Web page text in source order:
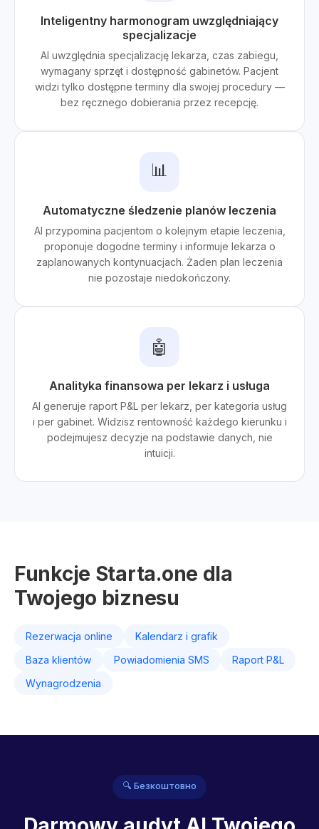
Inteligentny harmonogram uwzględniający
specjalizacje
AI uwzględnia specjalizację lekarza, czas zabiegu,
wymagany sprzęt i dostępność gabinetów. Pacjent
widzi tylko dostępne terminy dla swojej procedury —
bez ręcznego dobierania przez recepcję.
📊
Automatyczne śledzenie planów leczenia
AI przypomina pacjentom o kolejnym etapie leczenia,
proponuje dogodne terminy i informuje lekarza o
zaplanowanych kontynuacjach. Żaden plan leczenia
nie pozostaje niedokończony.
🤖
Analityka finansowa per lekarz i usługa
AI generuje raport P&L per lekarz, per kategoria usług
i per gabinet. Widzisz rentowność każdego kierunku i
podejmujesz decyzje na podstawie danych, nie
intuicji.
Funkcje Starta.one dla
Twojego biznesu
Rezerwacja online
Kalendarz i grafik
Baza klientów
Powiadomienia SMS
Raport P&L
Wynagrodzenia
🔍 Безкоштовно